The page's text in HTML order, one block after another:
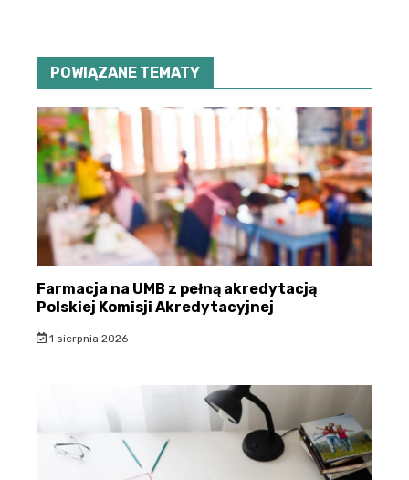
POWIĄZANE TEMATY
Farmacja na UMB z pełną akredytacją
Polskiej Komisji Akredytacyjnej
1 sierpnia 2026